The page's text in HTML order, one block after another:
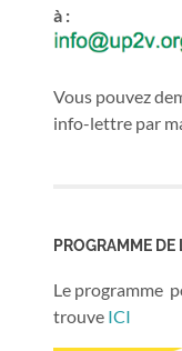
à :
Vous pouvez
info-lettre par
PROGRAMME
Le programme
trouve ICI